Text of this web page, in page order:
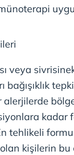
veya sivrisinek
bağışıklık
alerjilerde
kadar
tehlikeli
kişilerin bu